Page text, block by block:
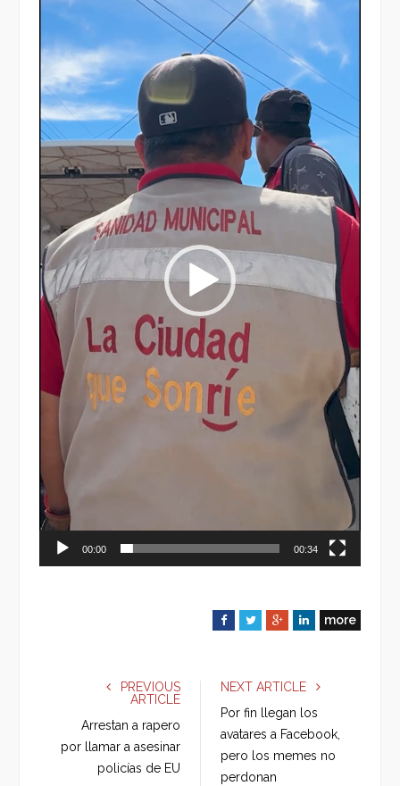
Reproductor
vídeo
00:00 00:34
F
e
o
k
T
r
G
g
e
+
L
I
n
more
PREVIOUS
ARTICLE
Arrestan a rapero
por llamar a asesinar
policías de EU
NEXT ARTICLE
Por fin llegan los
avatares a Facebook,
pero los memes no
perdonan